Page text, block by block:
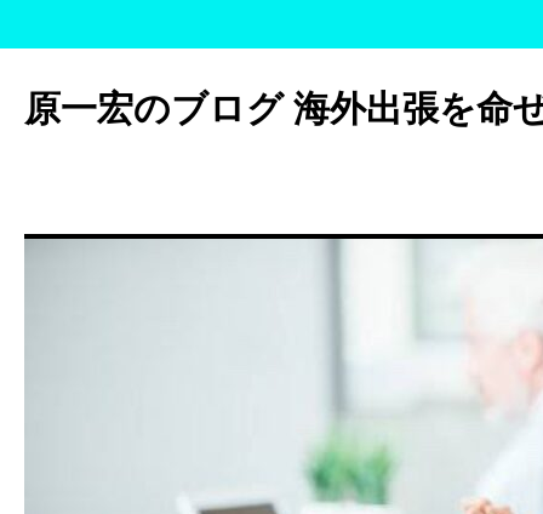
テ
ン
ッ
原一宏のブログ 海外出張を命